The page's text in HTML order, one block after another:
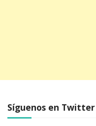
Síguenos en Twitter